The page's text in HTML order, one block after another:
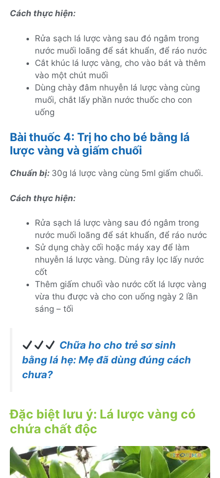
Cách thực hiện:
Rửa sạch lá lược vàng sau đó ngâm trong
nước muối loãng để sát khuẩn, để ráo nước
Cắt khúc lá lược vàng, cho vào bát và thêm
vào một chút muối
Dùng chày đâm nhuyễn lá lược vàng cùng
muối, chắt lấy phần nước thuốc cho con
uống
Bài thuốc 4: Trị ho cho bé bằng lá
lược vàng và giấm chuối
Chuẩn bị: 30g lá lược vàng cùng 5ml giấm chuối.
Cách thực hiện:
Rửa sạch lá lược vàng sau đó ngâm trong
nước muối loãng để sát khuẩn, để ráo nước
Sử dụng chày cối hoặc máy xay để làm
nhuyễn lá lược vàng. Dùng rây lọc lấy nước
cốt
Thêm giấm chuối vào nước cốt lá lược vàng
vừa thu được và cho con uống ngày 2 lần
sáng – tối
Chữa ho cho trẻ sơ sinh
bằng lá hẹ: Mẹ đã dùng đúng cách
chưa?
Đặc biệt lưu ý: Lá lược vàng có
chứa chất độc